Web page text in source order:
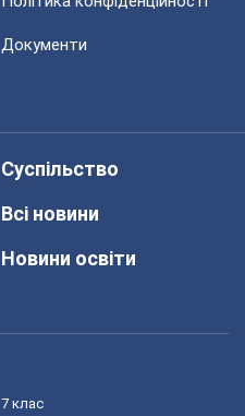
Документи
Суспільство
Всі новини
Новини освіти
7 клас